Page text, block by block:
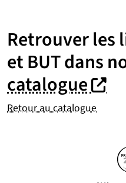
Retrouver les
et BUT dans
catalogue
Retour au catalogue